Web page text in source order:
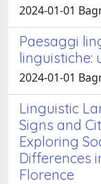
2024-01-01
Paesaggi
linguistiche:
2024-01-01
Linguistic
Signs and
Exploring
Differences
Florence